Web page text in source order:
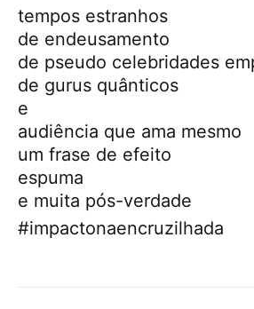
tempos estranhos
de endeusamento
de pseudo celebridades
de gurus quânticos
e
audiência que ama mesmo
um frase de efeito
espuma
e muita pós-verdade
#impactonaencruzilhada